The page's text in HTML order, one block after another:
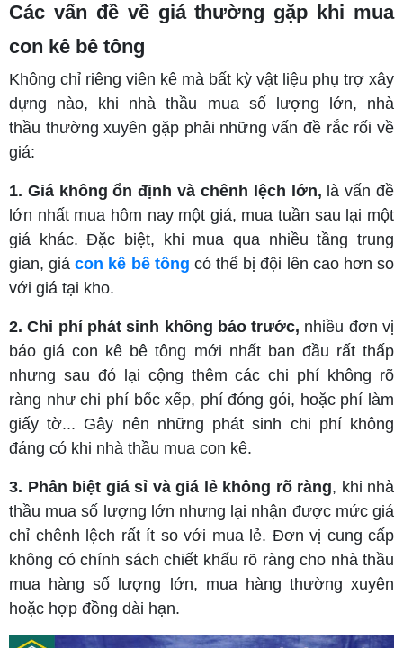
Các vấn đề về giá thường gặp khi mua
con kê bê tông
Không chỉ riêng viên kê mà bất kỳ vật liệu phụ trợ xây
dựng nào, khi nhà thầu mua số lượng lớn, nhà
thầu thường xuyên gặp phải những vấn đề rắc rối về
giá:
1. Giá không ổn định và chênh lệch lớn, là vấn đề
lớn nhất mua hôm nay một giá, mua tuần sau lại một
giá khác. Đặc biệt, khi mua qua nhiều tầng trung
gian, giácon kê bê tông có thể bị đội lên cao hơn so
với giá tại kho.
2. Chi phí phát sinh không báo trước, nhiều đơn vị
báo giá con kê bê tông mới nhất ban đầu rất thấp
nhưng sau đó lại cộng thêm các chi phí không rõ
ràng như chi phí bốc xếp, phí đóng gói, hoặc phí làm
giấy tờ... Gây nên những phát sinh chi phí không
đáng có khi nhà thầu mua con kê.
3. Phân biệt giá sỉ và giá lẻ không rõ ràng, khi nhà
thầu mua số lượng lớn nhưng lại nhận được mức giá
chỉ chênh lệch rất ít so với mua lẻ. Đơn vị cung cấp
không có chính sách chiết khấu rõ ràng cho nhà thầu
mua hàng số lượng lớn, mua hàng thường xuyên
hoặc hợp đồng dài hạn.